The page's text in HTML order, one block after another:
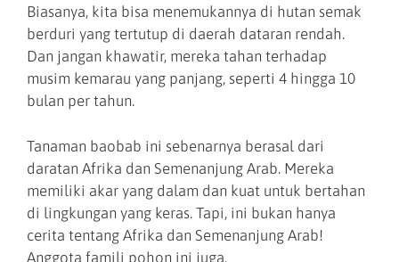
Biasanya, kita bisa menemukannya di hutan semak
berduri yang tertutup di daerah dataran rendah.
Dan jangan khawatir, mereka tahan terhadap
musim kemarau yang panjang, seperti 4 hingga 10
bulan per tahun.
Tanaman baobab ini sebenarnya berasal dari
daratan Afrika dan Semenanjung Arab. Mereka
memiliki akar yang dalam dan kuat untuk bertahan
di lingkungan yang keras. Tapi, ini bukan hanya
cerita tentang Afrika dan Semenanjung Arab!
Anggota famili pohon ini juga.